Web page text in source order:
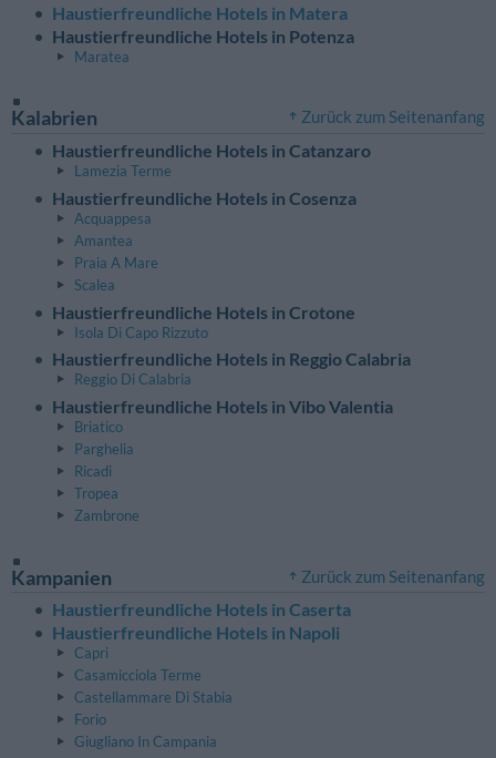
Haustierfreundliche Hotels in Matera
Haustierfreundliche Hotels in Potenza
Maratea
Kalabrien Zurück zum Seitenanfang
Haustierfreundliche Hotels in Catanzaro
Lamezia Terme
Haustierfreundliche Hotels in Cosenza
Acquappesa
Amantea
Praia A Mare
Scalea
Haustierfreundliche Hotels in Crotone
Isola Di Capo Rizzuto
Haustierfreundliche Hotels in Reggio Calabria
Reggio Di Calabria
Haustierfreundliche Hotels in Vibo Valentia
Briatico
Parghelia
Ricadi
Tropea
Zambrone
Kampanien Zurück zum Seitenanfang
Haustierfreundliche Hotels in Caserta
Haustierfreundliche Hotels in Napoli
Capri
Casamicciola Terme
Castellammare Di Stabia
Forio
Giugliano In Campania